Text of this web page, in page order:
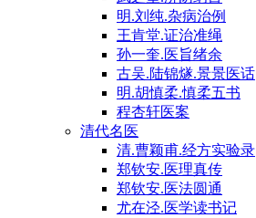
明.刘纯.杂病治例
王肯堂.证治准绳
孙一奎.医旨绪余
古吴.陆锦燧.景景医话
明.胡慎柔.慎柔五书
程杏轩医案
清代名医
清.曹颖甫.经方实验录
郑钦安.医理真传
郑钦安.医法圆通
尤在泾.医学读书记